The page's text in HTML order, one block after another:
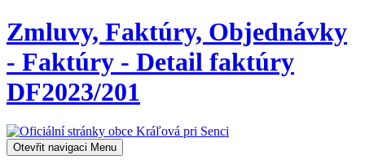
Zmluvy, Faktúry, Objednávky
- Faktúry - Detail faktúry
DF2023/201
Otevřit navigaci Menu